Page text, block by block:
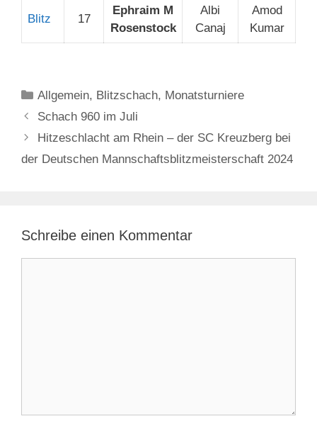
Blitz 17
Ephraim M
Rosenstock
Albi
Canaj
Amod
Kumar
Kategorien
Allgemein, Blitzschach, Monatsturniere
Schach 960 im Juli
Hitzeschlacht am Rhein – der SC Kreuzberg bei
der Deutschen Mannschaftsblitzmeisterschaft 2024
Schreibe einen Kommentar